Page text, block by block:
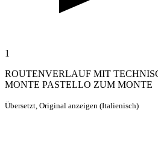
1
ROUTENVERLAUF MIT
MONTE PASTELLO ZUM MONTE
Übersetzt, Original anzeigen (Italienisch)